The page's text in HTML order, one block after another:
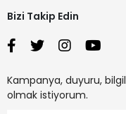
Bizi Takip Edin
Kampanya, duyuru,
olmak istiyorum.